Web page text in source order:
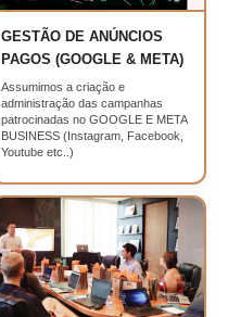
GESTÃO DE ANÚNCIOS
PAGOS (GOOGLE & META)
Assumimos a criação e
administração das campanhas
patrocinadas no GOOGLE E META
BUSINESS (Instagram, Facebook,
Youtube etc..)